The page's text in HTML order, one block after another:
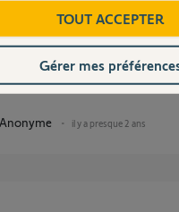
les palpeuses, types et marques, sont
Anonyme il y a presque 2 ans
TOUT ACCEPTER
Gérer mes